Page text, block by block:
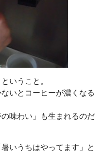
いうこと。
いとコーヒーが濃くなる
味わい」も生まれるのだ
いうちはやってます」と